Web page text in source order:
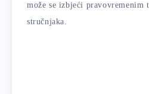
može se izbjeći pravovremenim
stručnjaka.